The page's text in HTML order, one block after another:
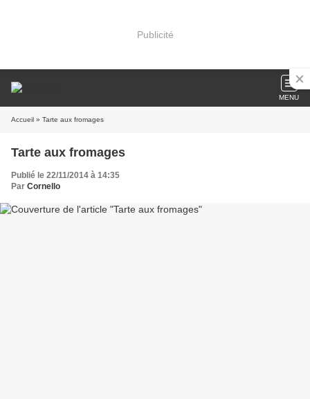
Publicité
MENU
Accueil » Tarte aux fromages
Tarte aux fromages
Publié le 22/11/2014 à 14:35
Par Cornello